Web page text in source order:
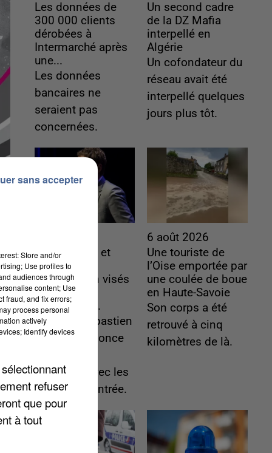
Les données de
300 000 clients
dérobées à
Intermarché après
une...
Les données
bancaires ne
seraient pas
concernées.
Un second cadre
de la DZ Mafia
interpellé en
Algérie
Un cofondateur du
réseau avait été
interpellé quelques
jours plus tôt.
Gabriel Attal et
Raphaël
Glucksmann visés
par des
ingérences...
Sollicité, Sébastien
Lecornu annonce
commun" avec les
partis à la rentrée.
6 août 2026
Une touriste de
l’Oise emportée par
une coulée de boue
en Haute-Savoie
Son corps a été
retrouvé à cinq
kilomètres de là.
Store and/or
Use profiles to
audiences through
content; Use
fraud, and fix errors;
process personal
actively
Identify devices
refuser
que pour
à tout
sans accepter